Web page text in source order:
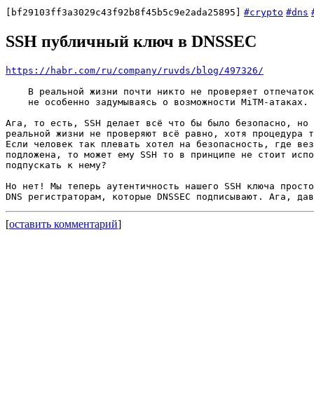
[bf29103ff3a3029c43f92b8f45b5c9e2ada25895] #crypto #dns
SSH публичный ключ в DNSSEC
https://habr.com/ru/company/ruvds/blog/497326/
В реальной жизни почти никто не проверяет
    не особенно задумываясь о возможности MiTM-атаках.
Ага, то есть, SSH делает всё что бы было безопасно, но
реальной жизни не проверяют всё равно, хотя процедура
Если человек так плевать хотел на безопасность, где
подложена, то может ему SSH то в принципе не стоит
подпускать к нему?
Но нет! Мы теперь аутентичность нашего SSH ключа
[оставить комментарий]